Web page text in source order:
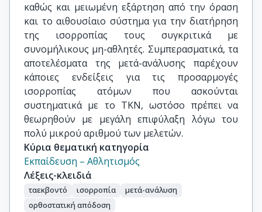
καθώς και μειωμένη εξάρτηση από την όραση
και το αιθουσίαιο σύστημα για την διατήρηση
της ισορροπίας τους συγκριτικά με
συνομήλικους μη-αθλητές. Συμπερασματικά, τα
αποτελέσματα της μετά-ανάλυσης παρέχουν
κάποιες ενδείξεις για τις προσαρμογές
ισορροπίας ατόμων που ασκούνται
συστηματικά με το ΤΚΝ, ωστόσο πρέπει να
θεωρηθούν με μεγάλη επιφύλαξη λόγω του
πολύ μικρού αριθμού των μελετών.
Κύρια θεματική κατηγορία
Εκπαίδευση – Αθλητισμός
Λέξεις-κλειδιά
ταεκβοντό ισορροπία
μετά-ανάλυση
ορθοστατική απόδοση